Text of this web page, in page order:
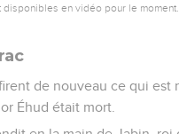
en vidéo pour le moment.
de nouveau ce qui est
Éhud était mort.